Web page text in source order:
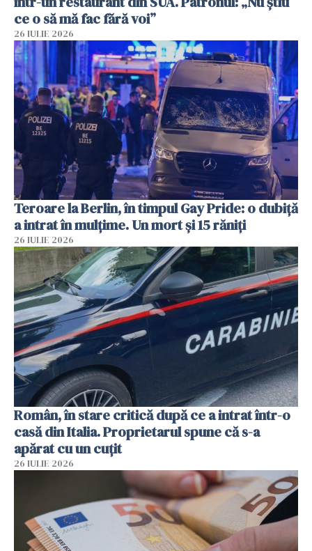
ce o să mă fac fără voi”
26 IULIE 2026
Teroare la Berlin, în timpul Gay Pride: o dubiță
a intrat în mulțime. Un mort și 15 răniți
26 IULIE 2026
Român, în stare critică după ce a intrat într-o
casă din Italia. Proprietarul spune că s-a
apărat cu un cuțit
26 IULIE 2026